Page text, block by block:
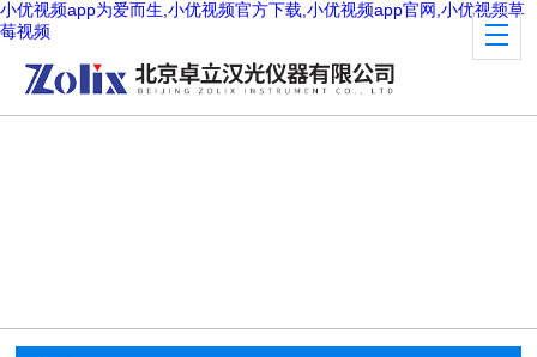
小优视频app为爱而生,小优视频官方下载,小优视频app官网,小优视频草
莓视频